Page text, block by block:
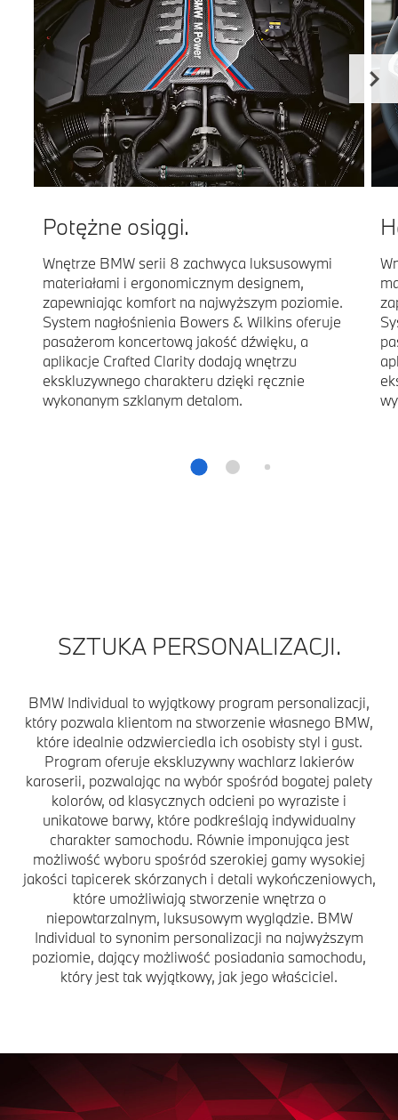
Potężne osiągi.
Wnętrze BMW serii 8 zachwyca luksusowymi
materiałami i ergonomicznym designem,
zapewniając komfort na najwyższym poziomie.
System nagłośnienia Bowers & Wilkins oferuje
pasażerom koncertową jakość dźwięku, a
aplikacje Crafted Clarity dodają wnętrzu
ekskluzywnego charakteru dzięki ręcznie
wykonanym szklanym detalom.
SZTUKA PERSONALIZACJI.
BMW Individual to wyjątkowy program personalizacji,
który pozwala klientom na stworzenie własnego BMW,
które idealnie odzwierciedla ich osobisty styl i gust.
Program oferuje ekskluzywny wachlarz lakierów
karoserii, pozwalając na wybór spośród bogatej palety
kolorów, od klasycznych odcieni po wyraziste i
unikatowe barwy, które podkreślają indywidualny
charakter samochodu. Równie imponująca jest
możliwość wyboru spośród szerokiej gamy wysokiej
jakości tapicerek skórzanych i detali wykończeniowych,
które umożliwiają stworzenie wnętrza o
niepowtarzalnym, luksusowym wyglądzie. BMW
Individual to synonim personalizacji na najwyższym
poziomie, dający możliwość posiadania samochodu,
który jest tak wyjątkowy, jak jego właściciel.